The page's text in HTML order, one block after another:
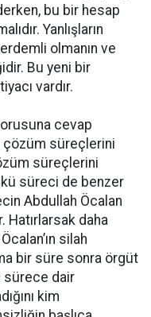
bu bir hesap
Yanlışların
olmanın ve
Bu yeni bir
vardır.
cevap
çözüm süreçlerini
süreçlerini
süreci de benzer
Abdullah Öcalan
Hatırlarsak daha
silah
bir süre sonra örgüt
sürece dair
kim